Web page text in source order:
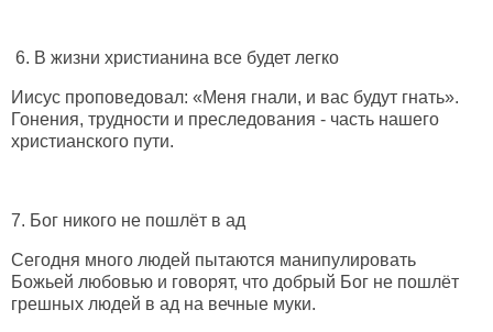
6. В жизни христианина все будет легко
Иисус проповедовал: «Меня гнали, и вас будут гнать».
Гонения, трудности и преследования - часть нашего
христианского пути.
7. Бог никого не пошлёт в ад
Сегодня много людей пытаются манипулировать
Божьей любовью и говорят, что добрый Бог не пошлёт
грешных людей в ад на вечные муки.